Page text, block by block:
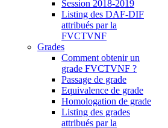
Session 2018-2019
Listing des DAF-DIF
attribués par la
FVCTVNF
Grades
Comment obtenir un
grade FVCTVNF ?
Passage de grade
Equivalence de grade
Homologation de grade
Listing des grades
attribués par la